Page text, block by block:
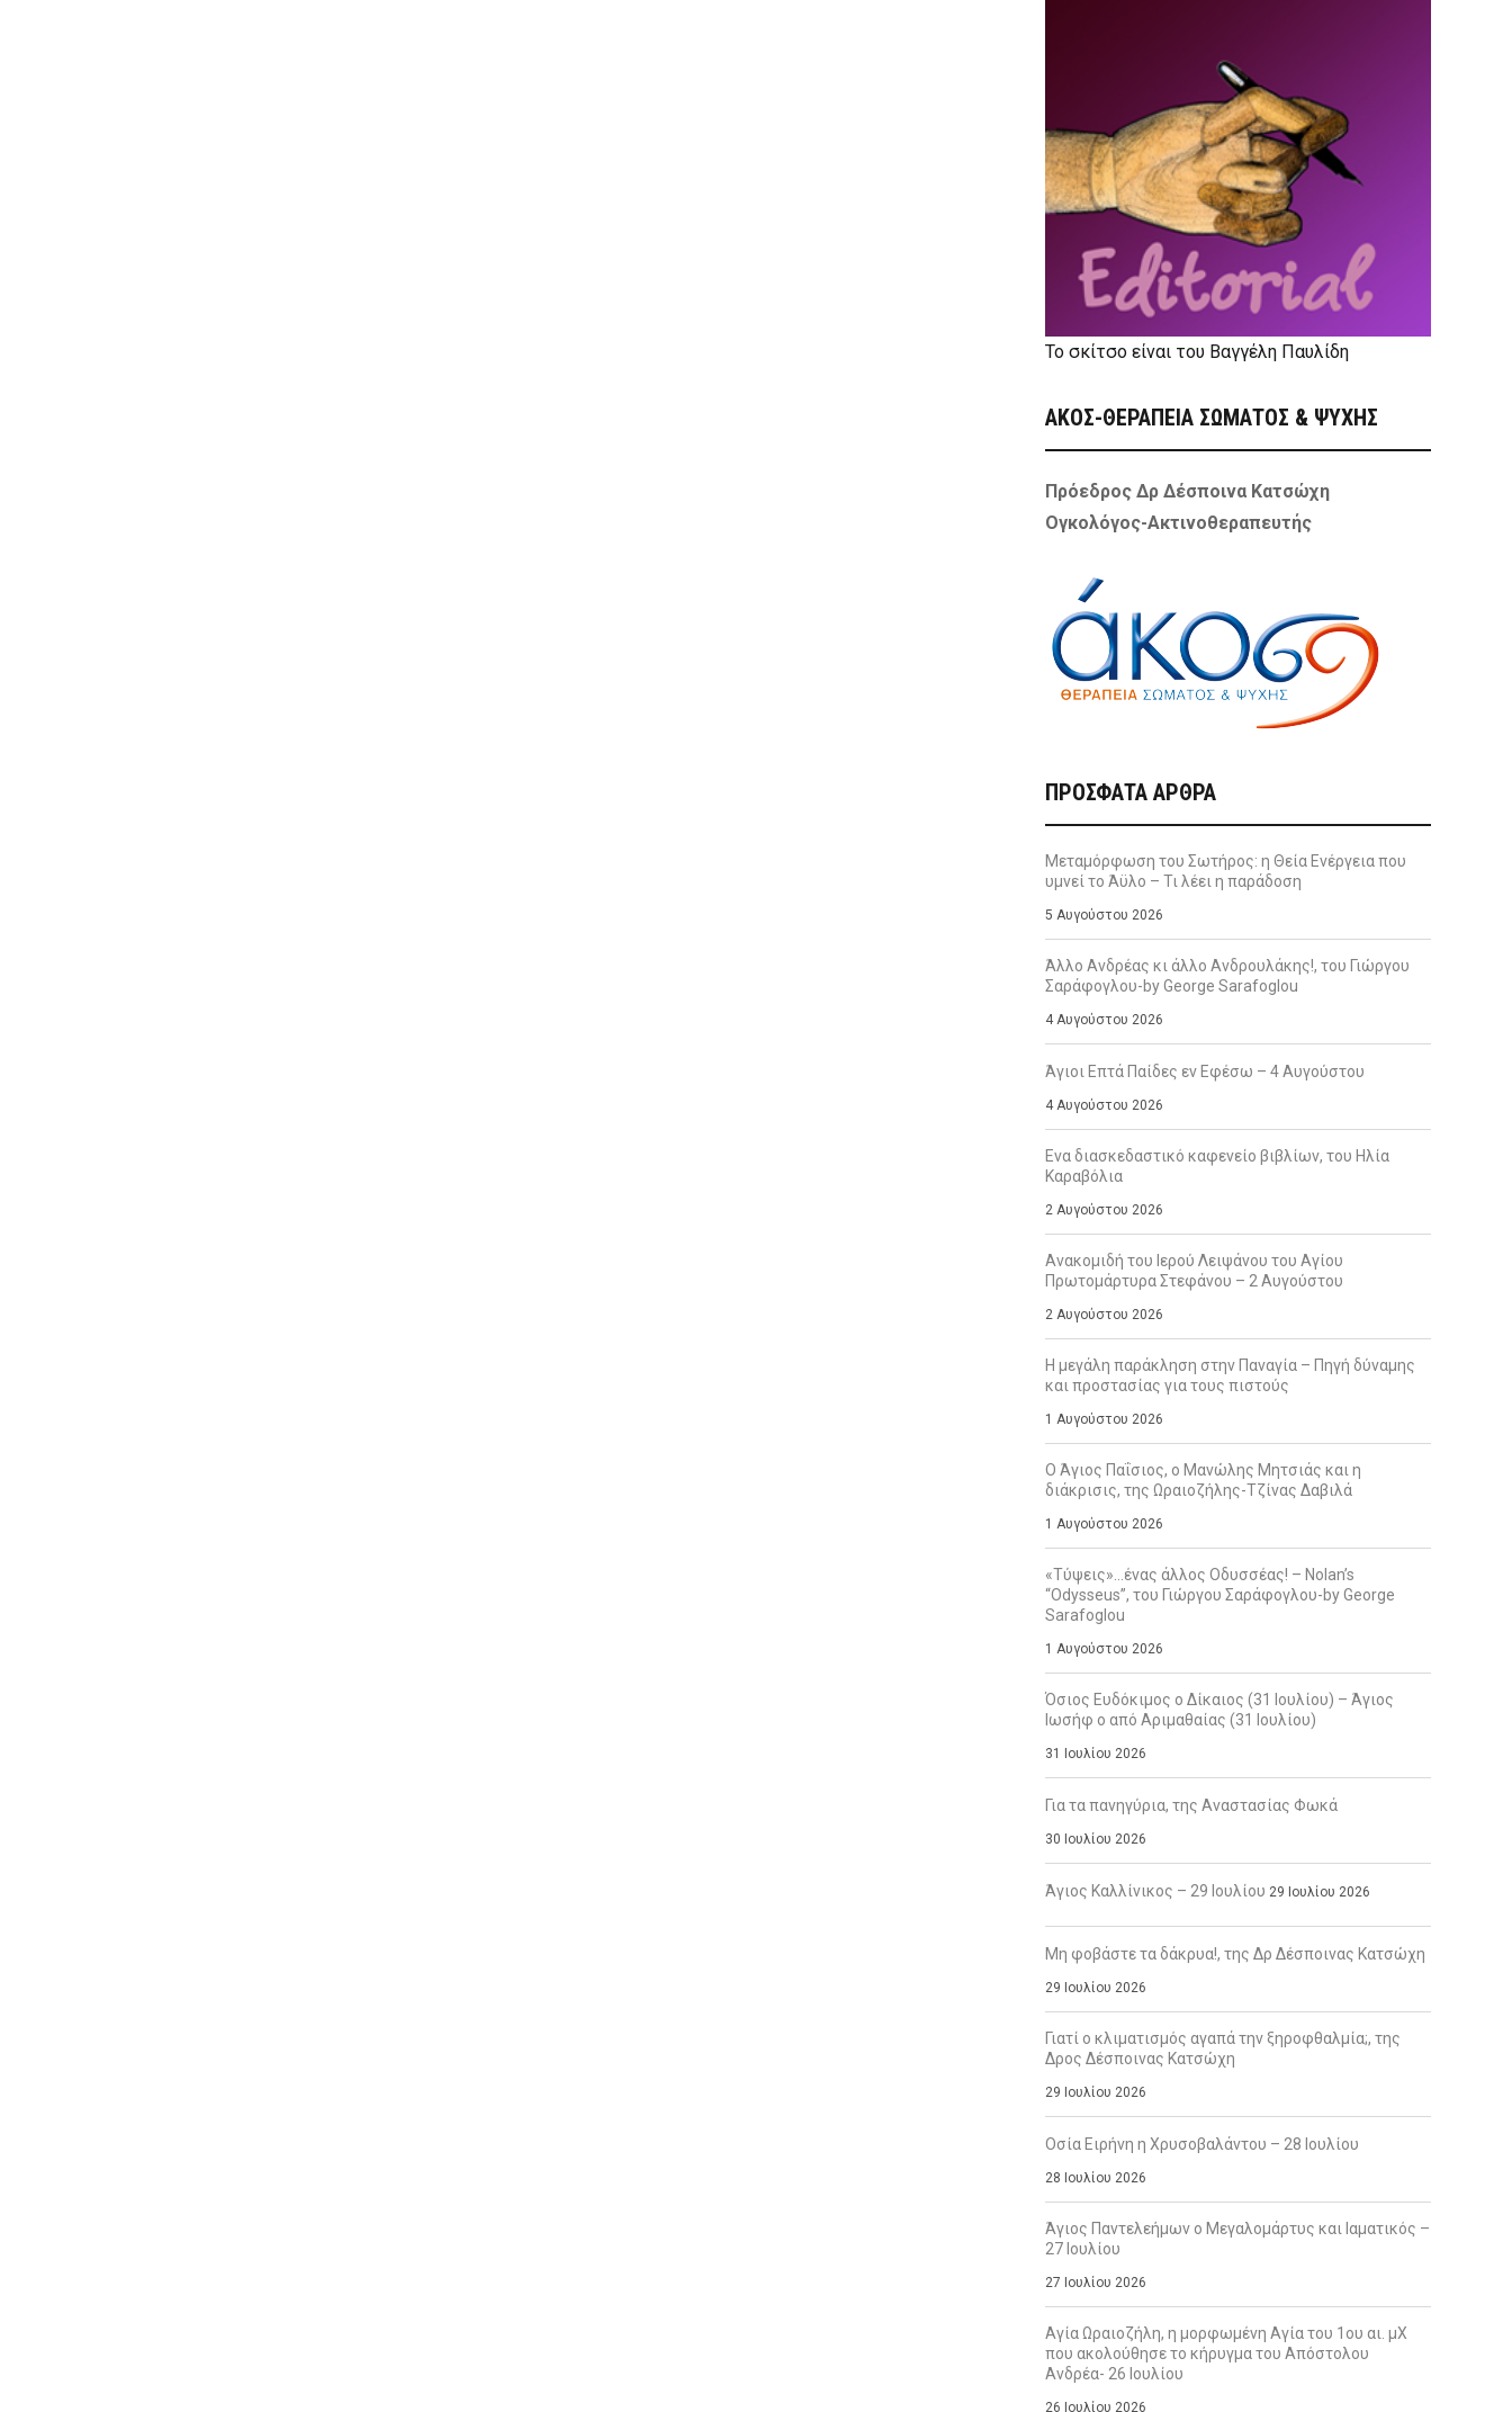
Το σκίτσο είναι του Βαγγέλη Παυλίδη
ΑΚΟΣ-ΘΕΡΑΠΕΙΑ ΣΩΜΑΤΟΣ & ΨΥΧΗΣ
Πρόεδρος Δρ Δέσποινα Κατσώχη
Ογκολόγος-Ακτινοθεραπευτής
ΠΡΌΣΦΑΤΑ ΆΡΘΡΑ
Μεταμόρφωση του Σωτήρος: η Θεία Ενέργεια που
υμνεί το Άϋλο – Τι λέει η παράδοση
5 Αυγούστου 2026
Άλλο Ανδρέας κι άλλο Ανδρουλάκης!, του Γιώργου
Σαράφογλου-by George Sarafoglou
4 Αυγούστου 2026
Άγιοι Επτά Παίδες εν Εφέσω – 4 Αυγούστου
4 Αυγούστου 2026
Ενα διασκεδαστικό καφενείο βιβλίων, του Ηλία
Καραβόλια
2 Αυγούστου 2026
Ανακομιδή του Ιερού Λειψάνου του Αγίου
Πρωτομάρτυρα Στεφάνου – 2 Αυγούστου
2 Αυγούστου 2026
Η μεγάλη παράκληση στην Παναγία – Πηγή δύναμης
και προστασίας για τους πιστούς
1 Αυγούστου 2026
Ο Άγιος Παΐσιος, ο Μανώλης Μητσιάς και η
διάκρισις, της Ωραιοζήλης-Τζίνας Δαβιλά
1 Αυγούστου 2026
«Τύψεις»…ένας άλλος Οδυσσέας! – Nolan’s
“Odysseus”, του Γιώργου Σαράφογλου-by George
Sarafoglou
1 Αυγούστου 2026
Όσιος Ευδόκιμος ο Δίκαιος (31 Ιουλίου) – Άγιος
Ιωσήφ ο από Αριμαθαίας (31 Ιουλίου)
31 Ιουλίου 2026
Για τα πανηγύρια, της Αναστασίας Φωκά
30 Ιουλίου 2026
Άγιος Καλλίνικος – 29 Ιουλίου 29 Ιουλίου 2026
Μη φοβάστε τα δάκρυα!, της Δρ Δέσποινας Κατσώχη
29 Ιουλίου 2026
Γιατί ο κλιματισμός αγαπά την ξηροφθαλμία;, της
Δρος Δέσποινας Κατσώχη
29 Ιουλίου 2026
Οσία Ειρήνη η Χρυσοβαλάντου – 28 Ιουλίου
28 Ιουλίου 2026
Άγιος Παντελεήμων ο Μεγαλομάρτυς και Ιαματικός –
27 Ιουλίου
27 Ιουλίου 2026
Αγία Ωραιοζήλη, η μορφωμένη Αγία του 1ου αι. μΧ
που ακολούθησε το κήρυγμα του Απόστολου
Ανδρέα- 26 Ιουλίου
26 Ιουλίου 2026